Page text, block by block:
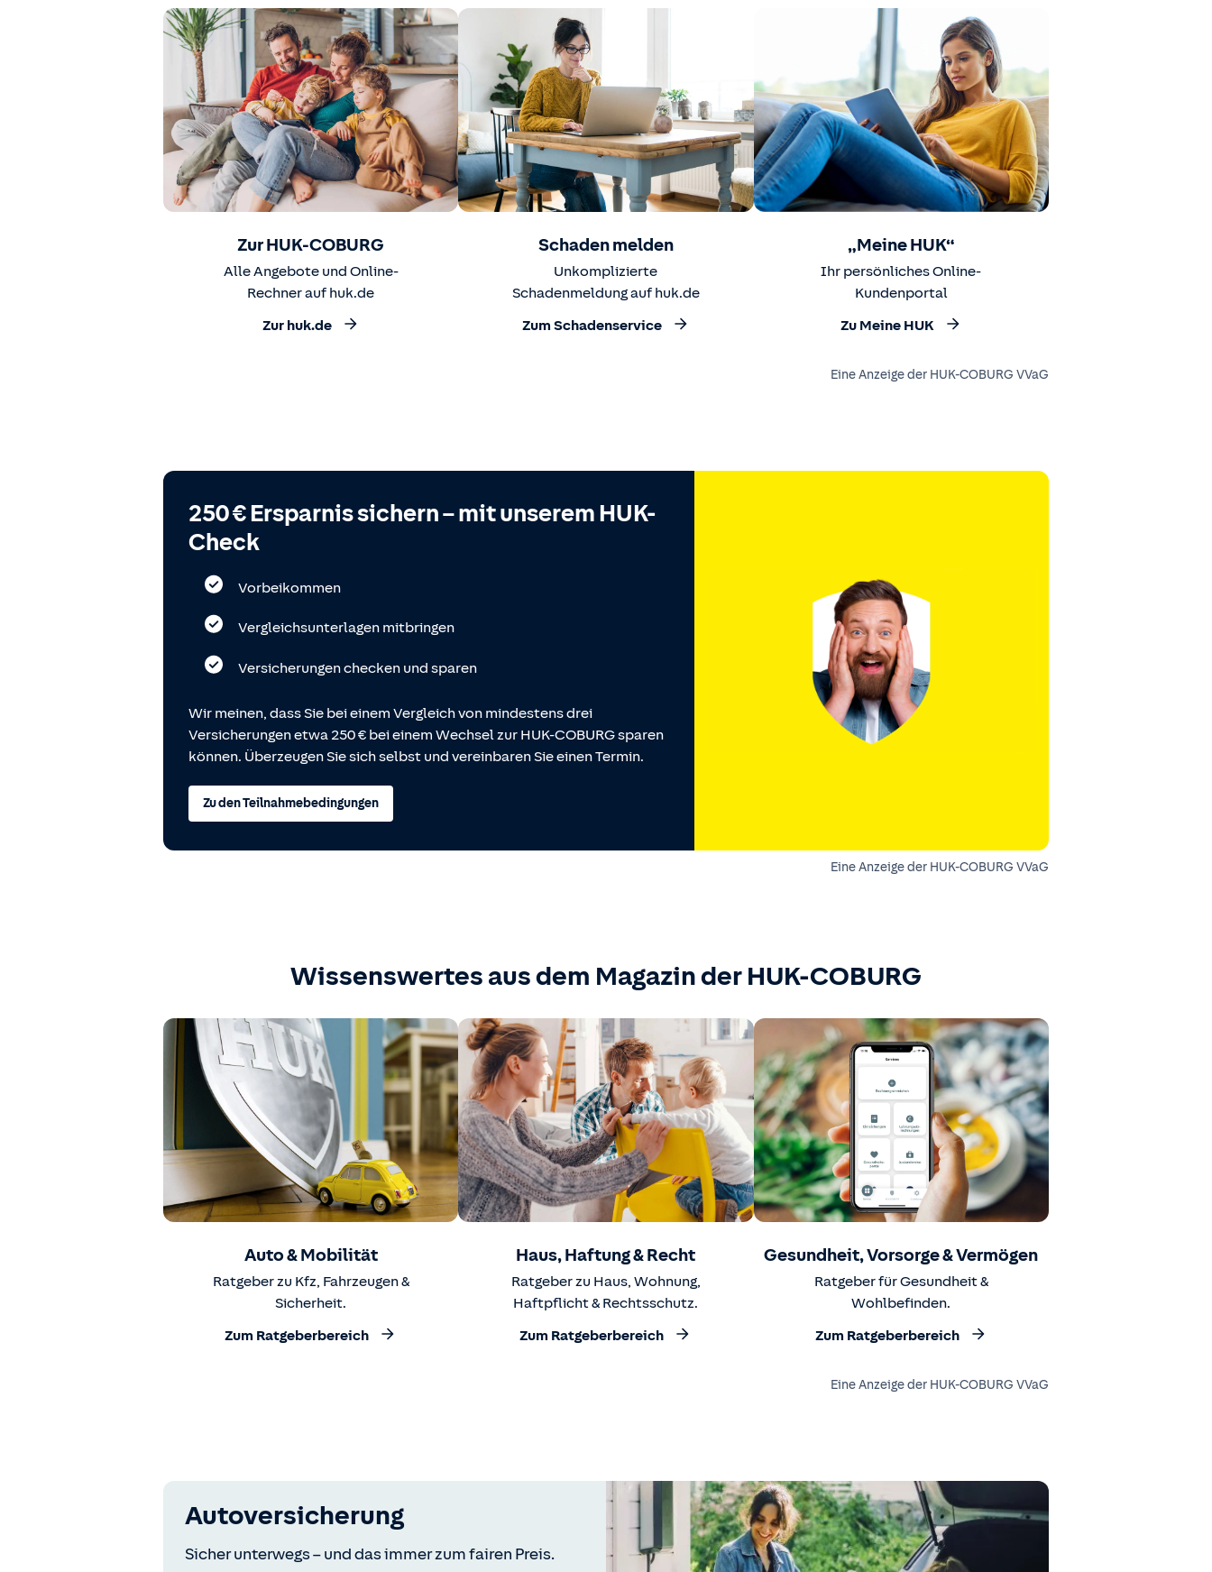
Zur HUK-COBURG
Alle Angebote und Online-
Rechner auf huk.de
Zur huk.de
Schaden melden
Unkomplizierte
Schadenmeldung auf huk.de
Zum Schadenservice
„Meine HUK“
Ihr persönliches Online-
Kundenportal
Zu Meine HUK
Eine Anzeige der HUK-COBURG VVaG
250 € Ersparnis sichern – mit unserem HUK-
Check
Vorbeikommen
Vergleichsunterlagen mitbringen
Versicherungen checken und sparen
Wir meinen, dass Sie bei einem Vergleich von mindestens drei
Versicherungen etwa 250 € bei einem Wechsel zur HUK-COBURG sparen
können. Überzeugen Sie sich selbst und vereinbaren Sie einen Termin.
Zu den Teilnahmebedingungen
Eine Anzeige der HUK-COBURG VVaG
Wissenswertes aus dem Magazin der HUK-COBURG
Auto & Mobilität
Ratgeber zu Kfz, Fahrzeugen &
Sicherheit.
Zum Ratgeberbereich
Haus, Haftung & Recht
Ratgeber zu Haus, Wohnung,
Haftpflicht & Rechtsschutz.
Zum Ratgeberbereich
Gesundheit, Vorsorge & Vermögen
Ratgeber für Gesundheit &
Wohlbefinden.
Zum Ratgeberbereich
Eine Anzeige der HUK-COBURG VVaG
Autoversicherung
Sicher unterwegs – und das immer zum fairen Preis.